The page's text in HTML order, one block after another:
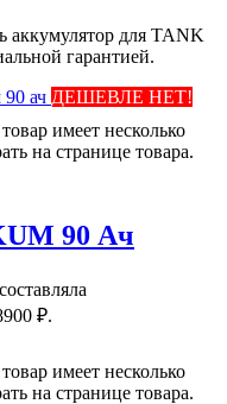
аккумулятор для TANK
гарантией.
ДЕШЕВЛЕ НЕТ!
имеет несколько
на странице товара.
90 Ач
₽.
имеет несколько
на странице товара.